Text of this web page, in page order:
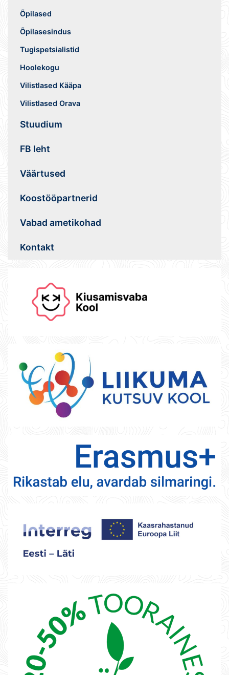
Õpilased
Õpilasesindus
Tugispetsialistid
Hoolekogu
Vilistlased Kääpa
Vilistlased Orava
Stuudium
FB leht
Väärtused
Koostööpartnerid
Vabad ametikohad
Kontakt